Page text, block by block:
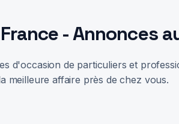
- Annonces
d'occasion de particuliers et
meilleure affaire près de chez vous.